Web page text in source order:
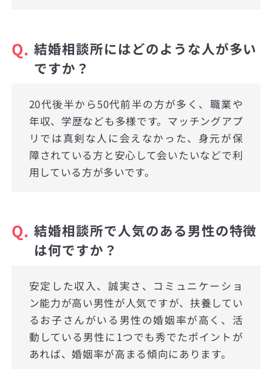
Q. 結婚相談所にはどのような人が多い
ですか？
20代後半から50代前半の方が多く、職業や
年収、学歴なども多様です。マッチングアプ
リでは真剣な人に会えなかった、身元が保
障されている方と安心して会いたいなどで利
用している方が多いです。
Q. 結婚相談所で人気のある男性の特徴
は何ですか？
安定した収入、誠実さ、コミュニケーショ
ン能力が高い男性が人気ですが、扶養してい
るお子さんがいる男性の婚姻率が高く、活
動している男性に1つでも秀でたポイントが
あれば、婚姻率が高まる傾向にあります。